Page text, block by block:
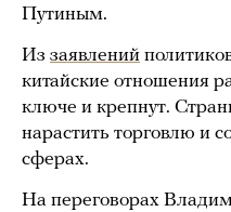
Путиным.
Из заявлений
китайские отношения
ключе и крепнут.
нарастить торговлю и
сферах.
На переговорах